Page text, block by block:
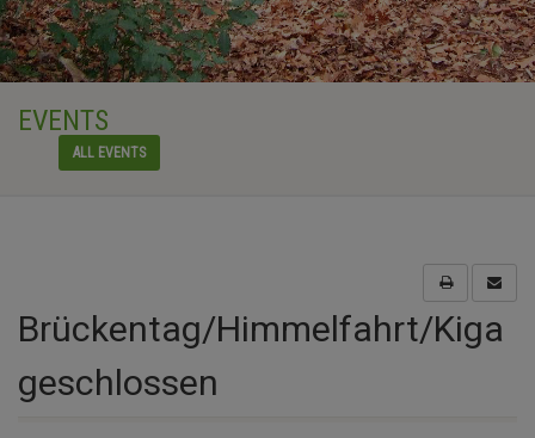
EVENTS
ALL EVENTS
Brückentag/Himmelfahrt/Kiga
geschlossen